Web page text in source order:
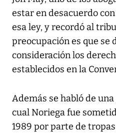
estar en desacuerdo
esa ley, y recordó al
preocupación es que se
consideración los
establecidos en la
Además se habló de
cual Noriega fue
1989 por parte de tropas